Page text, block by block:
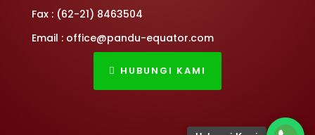
Fax : (62-21) 8463504
Email : office@pandu-equator.com
HUBUNGI KAMI